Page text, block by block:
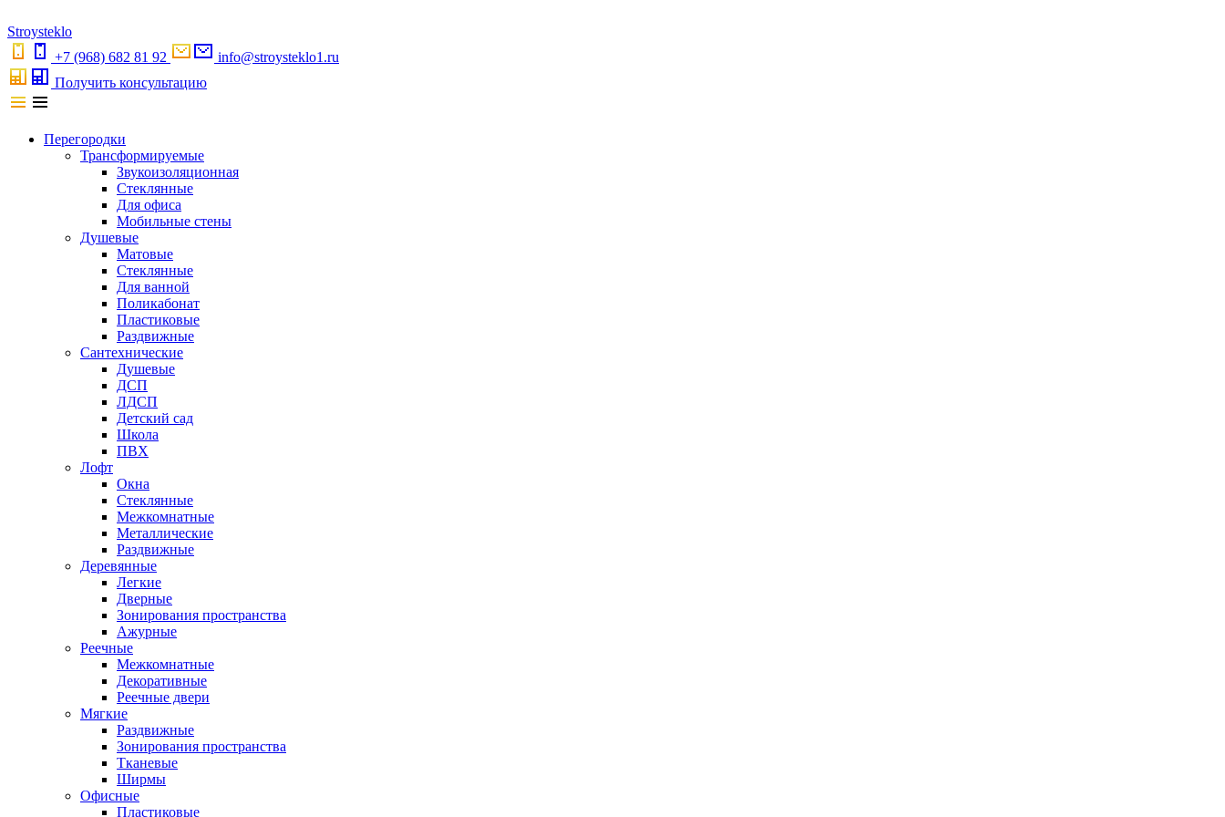
Stroysteklo
+7 (968) 682 81 92
info@stroysteklo1.ru
Получить консультацию
Перегородки
Трансформируемые
Звукоизоляционная
Стеклянные
Для офиса
Мобильные стены
Душевые
Матовые
Стеклянные
Для ванной
Поликабонат
Пластиковые
Раздвижные
Сантехнические
Душевые
ДСП
ЛДСП
Детский сад
Школа
ПВХ
Лофт
Окна
Стеклянные
Межкомнатные
Металлические
Раздвижные
Деревянные
Легкие
Дверные
Зонирования пространства
Ажурные
Реечные
Межкомнатные
Декоративные
Реечные двери
Мягкие
Раздвижные
Зонирования пространства
Тканевые
Ширмы
Офисные
Пластиковые